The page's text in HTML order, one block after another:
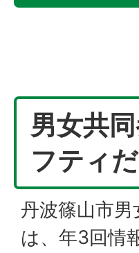
男女共
フティだ
丹波篠山市
は、年3回情